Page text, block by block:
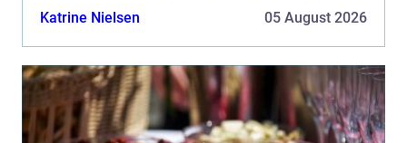
taler om Vinudespolering Odense, handler det både
Katrine Nielsen 05 August 2026